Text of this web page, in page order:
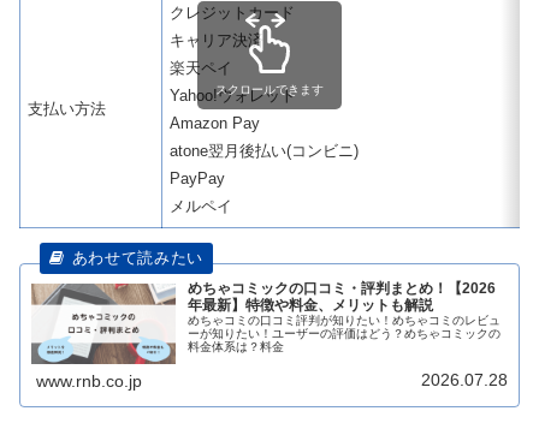
支払い方法
クレジットカード
キャリア決済
楽天ペイ
Yahoo!ウォレット
Amazon Pay
atone翌月後払い(コンビニ)
PayPay
メルペイ
スクロールできます
めちゃコミックの口コミ・評判まとめ！【2026
年最新】特徴や料金、メリットも解説
めちゃコミの口コミ評判が知りたい！めちゃコミのレビュ
ーが知りたい！ユーザーの評価はどう？めちゃコミックの
料金体系は？料金
www.rnb.co.jp 2026.07.28